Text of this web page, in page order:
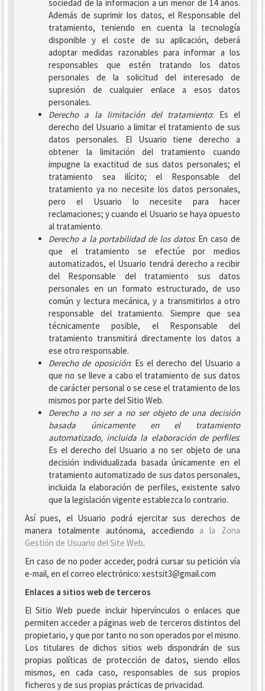
sociedad de la información a un menor de 14 años.
Además de suprimir los datos, el Responsable del
tratamiento, teniendo en cuenta la tecnología
disponible y el coste de su aplicación, deberá
adoptar medidas razonables para informar a los
responsables que estén tratando los datos
personales de la solicitud del interesado de
supresión de cualquier enlace a esos datos
personales.
Derecho a la limitación del tratamiento: Es el
derecho del Usuario a limitar el tratamiento de sus
datos personales. El Usuario tiene derecho a
obtener la limitación del tratamiento cuando
impugne la exactitud de sus datos personales; el
tratamiento sea ilícito; el Responsable del
tratamiento ya no necesite los datos personales,
pero el Usuario lo necesite para hacer
reclamaciones; y cuando el Usuario se haya opuesto
al tratamiento.
Derecho a la portabilidad de los datos: En caso de
que el tratamiento se efectúe por medios
automatizados, el Usuario tendrá derecho a recibir
del Responsable del tratamiento sus datos
personales en un formato estructurado, de uso
común y lectura mecánica, y a transmitirlos a otro
responsable del tratamiento. Siempre que sea
técnicamente posible, el Responsable del
tratamiento transmitirá directamente los datos a
ese otro responsable.
Derecho de oposición: Es el derecho del Usuario a
que no se lleve a cabo el tratamiento de sus datos
de carácter personal o se cese el tratamiento de los
mismos por parte del Sitio Web.
Derecho a no ser a no ser objeto de una decisión
basada únicamente en el tratamiento
automatizado, incluida la elaboración de perfiles:
Es el derecho del Usuario a no ser objeto de una
decisión individualizada basada únicamente en el
tratamiento automatizado de sus datos personales,
incluida la elaboración de perfiles, existente salvo
que la legislación vigente establezca lo contrario.
Así pues, el Usuario podrá ejercitar sus derechos de
manera totalmente autónoma, accediendo a la Zona
Gestión de Usuario del Site Web.
En caso de no poder acceder, podrá cursar su petición vía
e-mail, en el correo electrónico: xestsit3@gmail.com
Enlaces a sitios web de terceros
El Sitio Web puede incluir hipervínculos o enlaces que
permiten acceder a páginas web de terceros distintos del
propietario, y que por tanto no son operados por el mismo.
Los titulares de dichos sitios web dispondrán de sus
propias políticas de protección de datos, siendo ellos
mismos, en cada caso, responsables de sus propios
ficheros y de sus propias prácticas de privacidad.